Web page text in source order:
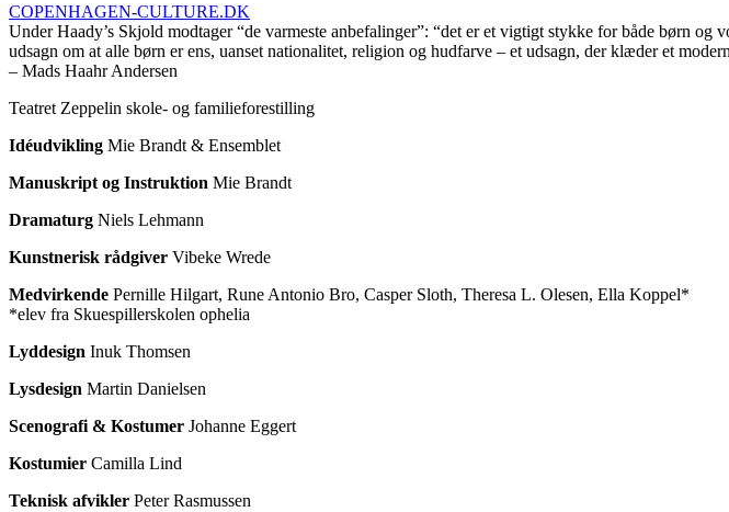
COPENHAGEN-CULTURE.DK
Under Haady’s Skjold modtager “de varmeste anbefalinger”: “det er et vigtigt stykke for både børn
udsagn om at alle børn er ens, uanset nationalitet, religion og hudfarve – et udsagn, der klæder et
– Mads Haahr Andersen
Teatret Zeppelin skole- og familieforestilling
Idéudvikling Mie Brandt & Ensemblet
Manuskript og Instruktion Mie Brandt
Dramaturg Niels Lehmann
Kunstnerisk rådgiver Vibeke Wrede
Medvirkende Pernille Hilgart, Rune Antonio Bro, Casper Sloth, Theresa L. Olesen, Ella Koppel*
*elev fra Skuespillerskolen ophelia
Lyddesign Inuk Thomsen
Lysdesign Martin Danielsen
Scenografi & Kostumer Johanne Eggert
Kostumier Camilla Lind
Teknisk afvikler Peter Rasmussen